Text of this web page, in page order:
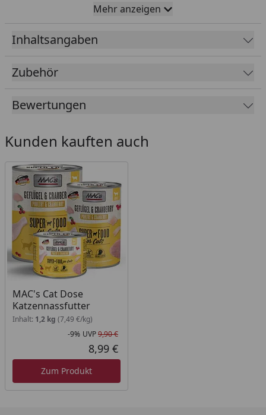
Die leckeren Milch-Snacks passen immer!
Fütterungsempfehlung
Gewicht in kg Cups pro Tag
3 - 5 kg
Mehr anzeigen
Inhaltsangaben
Zubehör
Bewertungen
Kunden kauften auch
MAC's Cat Dose
Katzennassfutter
Inhalt: 1,2 kg (7,49 €/kg)
Rabatt in Prozent
-9%
Ursprünglicher Preis
UVP9,90 €
Aktueller Preis
8,99 €
Zum Produkt